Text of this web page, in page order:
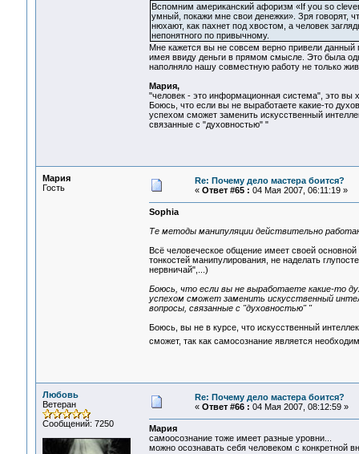
Вспомним американский афоризм «If you so
умный, покажи мне свои денежки». Зря говорят,
нюхают, как пахнет под хвостом, а человек
непонятного по привычному.
Мне кажется вы не совсем верно привели
имея ввиду деньги в прямом смысле. Это была
наполняло нашу совместную работу не только
Мария,
"человек - это информационная система", это вы
Боюсь, что если вы не выработаете какие-то
успехом сможет заменить искусственный
связанные с "духовностью" "
Мария
Гость
Re: Почему дело мастера боится?
« Ответ #65 : 04 Мая 2007, 06:11:19 »
Sophia
Те методы манипуляции действительно
Всё человеческое общение имеет своей
тонкостей манипулирования, не наделать
нервничай",...)
Боюсь, что если вы не выработаете какие-то
успехом сможет заменить искусственный
вопросы, связанные с "духовностью" "
Боюсь, вы не в курсе, что искусственный
сможет, так как самосознание является
Любовь
Ветеран
Сообщений: 7250
Re: Почему дело мастера боится?
« Ответ #66 : 04 Мая 2007, 08:12:59 »
Мария
самоосознание тоже имеет разные уровни...
можно осознавать себя человеком с конкретной